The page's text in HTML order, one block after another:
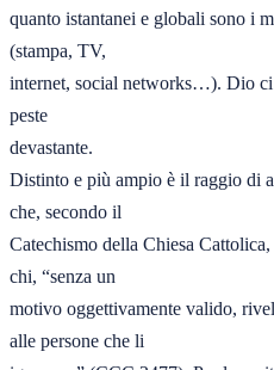
quanto istantanei e globali sono i
(stampa, TV,
internet, social networks…). Dio ci
peste
devastante.
Distinto e più ampio è il raggio di
che, secondo il
Catechismo della Chiesa
chi, “senza un
motivo oggettivamente valido,
alle persone che li